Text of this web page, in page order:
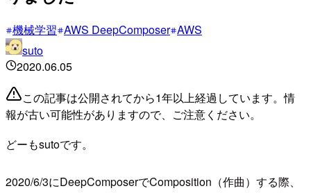
機械学習 AWS DeepComposer AWS
suto
2020.06.05
この記事は公開されてから1年以上経過しています。情
報が古い可能性がありますので、ご注意ください。
どーもsutoです。
2020/6/3にDeepComposerでComposition（作曲）する際、